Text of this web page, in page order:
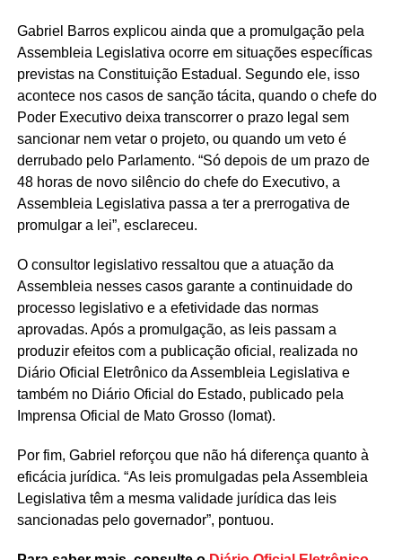
Gabriel Barros explicou ainda que a promulgação pela
Assembleia Legislativa ocorre em situações específicas
previstas na Constituição Estadual. Segundo ele, isso
acontece nos casos de sanção tácita, quando o chefe do
Poder Executivo deixa transcorrer o prazo legal sem
sancionar nem vetar o projeto, ou quando um veto é
derrubado pelo Parlamento. “Só depois de um prazo de
48 horas de novo silêncio do chefe do Executivo, a
Assembleia Legislativa passa a ter a prerrogativa de
promulgar a lei”, esclareceu.
O consultor legislativo ressaltou que a atuação da
Assembleia nesses casos garante a continuidade do
processo legislativo e a efetividade das normas
aprovadas. Após a promulgação, as leis passam a
produzir efeitos com a publicação oficial, realizada no
Diário Oficial Eletrônico da Assembleia Legislativa e
também no Diário Oficial do Estado, publicado pela
Imprensa Oficial de Mato Grosso (Iomat).
Por fim, Gabriel reforçou que não há diferença quanto à
eficácia jurídica. “As leis promulgadas pela Assembleia
Legislativa têm a mesma validade jurídica das leis
sancionadas pelo governador”, pontuou.